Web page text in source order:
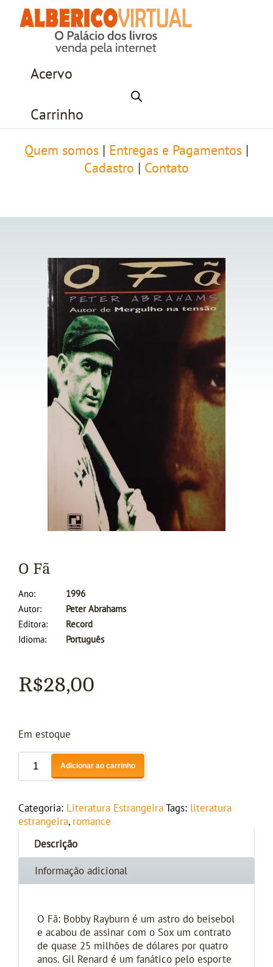
Acervo
Carrinho
Quem somos Entregas e Pagamentos
Cadastro
Contato
O Fã
Ano
1996
Autor
Peter Abrahams
Editora
Record
Idioma
Português
R$28,00
Em estoque
Adicionar ao carrinho
Categoria: Literatura Estrangeira Tags: literatura
estrangeira, romance
Descrição
Informação adicional
O Fã: Bobby Rayburn é um astro do beisebol
e acabou de assinar com o Sox um contrato
de quase 25 milhões de dólares por quatro
anos. Gil Renard é um fanático pelo esporte